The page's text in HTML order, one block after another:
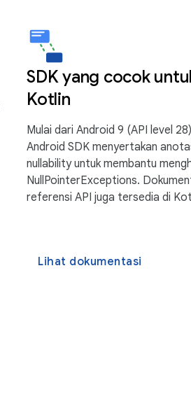
SDK yang cocok
Kotlin
Mulai dari Android 9 (API level
Android SDK menyertakan
nullability untuk membantu
NullPointerExceptions.
referensi API juga tersedia di
Lihat dokumentasi